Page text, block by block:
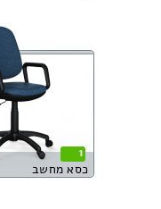
1
כסא מחשב